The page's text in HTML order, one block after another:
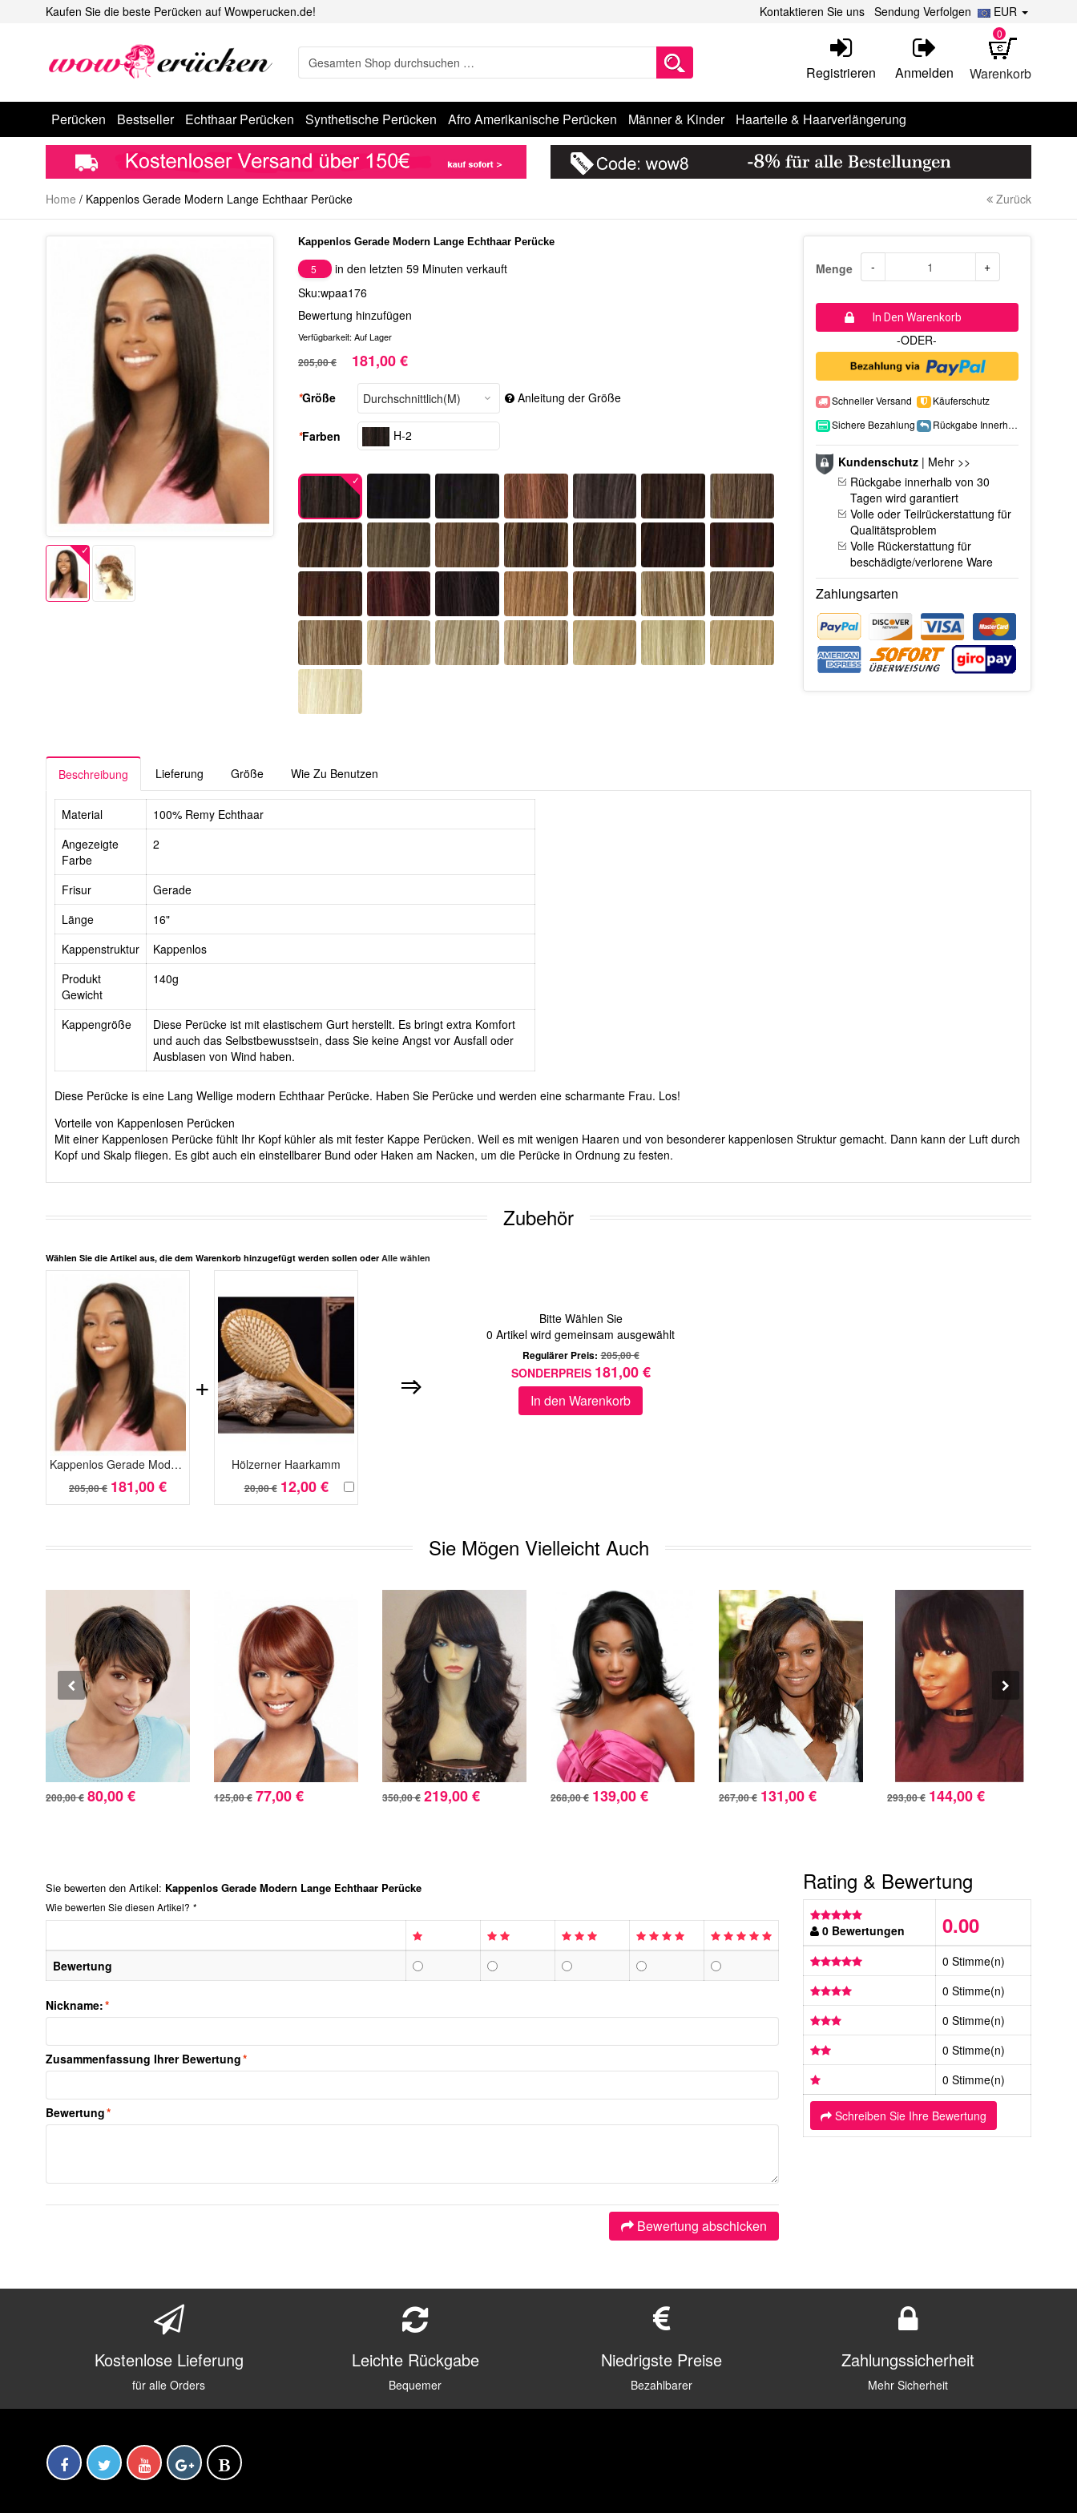
Kaufen Sie die beste Perücken auf Wowperucken.de! EUR
Kontaktieren Sie uns Sendung Verfolgen
Warenkorb
0
Registrieren Anmelden
Perücken Bestseller Echthaar Perücken Synthetische Perücken Afro Amerikanische Perücken Männer & Kinder Haarteile & Haarverlängerung
Home / Kappenlos Gerade Modern Lange Echthaar Perücke Zurück
Kappenlos Gerade Modern Lange Echthaar Perücke
5
in den letzten 59 Minuten verkauft
Sku:wpaa176
Bewertung hinzufügen
Verfügbarkeit: Auf Lager
205,00 € 181,00 €
*Größe Anleitung der Größe
*Farben H-2
Menge - +
In Den Warenkorb
-ODER-
Schneller Versand
Käuferschutz
Sichere Bezahlung
Rückgabe Innerhalb 15 Tage
Kundenschutz| Mehr >>
Rückgabe innerhalb von 30
Tagen wird garantiert
Volle oder Teilrückerstattung für
Qualitätsproblem
Volle Rückerstattung für
beschädigte/verlorene Ware
Zahlungsarten
Beschreibung Lieferung Größe Wie Zu Benutzen
Material
100% Remy Echthaar
Angezeigte
Farbe
2
Frisur
Gerade
Länge
16"
Kappenstruktur
Kappenlos
Produkt
Gewicht
140g
Kappengröße
Diese Perücke ist mit elastischem Gurt herstellt. Es bringt extra Komfort
und auch das Selbstbewusstsein, dass Sie keine Angst vor Ausfall oder
Ausblasen von Wind haben.
Diese Perücke is eine Lang Wellige modern Echthaar Perücke. Haben Sie Perücke und werden eine scharmante Frau. Los!
Vorteile von Kappenlosen Perücken
Mit einer Kappenlosen Perücke fühlt Ihr Kopf kühler als mit fester Kappe Perücken. Weil es mit wenigen Haaren und von besonderer kappenlosen Struktur gemacht. Dann kann der Luft durch
Kopf und Skalp fliegen. Es gibt auch ein einstellbarer Bund oder Haken am Nacken, um die Perücke in Ordnung zu festen.
Zubehör
Wählen Sie die Artikel aus, die dem Warenkorb hinzugefügt werden sollen oder Alle wählen
Kappenlos Gerade Modern Lange Echthaar Perücke
205,00 € 181,00 €
Hölzerner Haarkamm
20,00 € 12,00 €
+
Bitte Wählen Sie
0 Artikel wird gemeinsam ausgewählt
Regulärer Preis: 205,00 €
SONDERPREIS 181,00 €
In den Warenkorb
Sie Mögen Vielleicht Auch
200,00 € 80,00 € 125,00 € 77,00 € 350,00 € 219,00 € 268,00 € 139,00 € 267,00 € 131,00 € 293,00 € 144,00 €
Sie bewerten den Artikel: Kappenlos Gerade Modern Lange Echthaar Perücke
Wie bewerten Sie diesen Artikel? *
Bewertung
*
Nickname:
*
Zusammenfassung Ihrer Bewertung
*
Bewertung
Bewertung abschicken
Rating & Bewertung
0 Bewertungen 0.00
0 Stimme(n)
0 Stimme(n)
0 Stimme(n)
0 Stimme(n)
0 Stimme(n)
Schreiben Sie Ihre Bewertung
Kostenlose Lieferung
für alle Orders
Leichte Rückgabe
Bequemer
Niedrigste Preise
Bezahlbarer
Zahlungssicherheit
Mehr Sicherheit